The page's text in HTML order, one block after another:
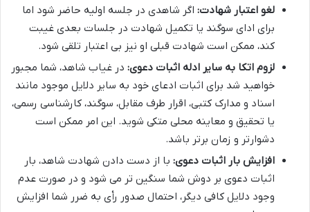
لغو اعتبار شهادت: اگر شاهدی در جلسه اولیه حاضر شود اما
برای ادای سوگند یا تکمیل شهادت در جلسات بعدی غیبت
کند، ممکن است شهادت قبلی او نیز بی اعتبار تلقی شود.
لزوم اتکا به سایر ادله اثبات دعوی: در غیاب شاهد، شما مجبور
خواهید شد برای اثبات ادعای خود به سایر دلایل موجود مانند
اسناد و مدارک کتبی، اقرار طرف مقابل، سوگند، کارشناسی رسمی،
یا تحقیق و معاینه محلی متکی شوید. این امر ممکن است
دشوارتر و زمان برتر باشد.
افزایش بار اثبات دعوی: با از دست دادن شهادت شاهد، بار
اثبات دعوی بر دوش شما سنگین تر می شود و در صورت عدم
وجود دلایل کافی دیگر، احتمال صدور رأی به ضرر شما افزایش